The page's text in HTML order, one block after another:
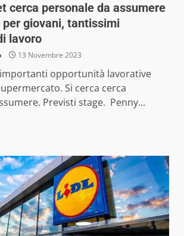
cerca personale da assumere
giovani, tantissimi
lavoro
13 Novembre 2023
opportunità lavorative
Si cerca cerca
Previsti stage. Penny...